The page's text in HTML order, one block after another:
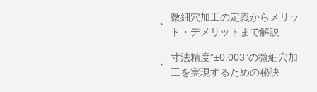
微細穴加工の定義からメリッ
ト・デメリットまで解説
寸法精度”±0.003”の微細穴加
工を実現するための秘訣